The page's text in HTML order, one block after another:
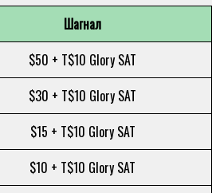
Шагнал
$50 + T$10 Glory SAT
$30 + T$10 Glory SAT
$15 + T$10 Glory SAT
$10 + T$10 Glory SAT